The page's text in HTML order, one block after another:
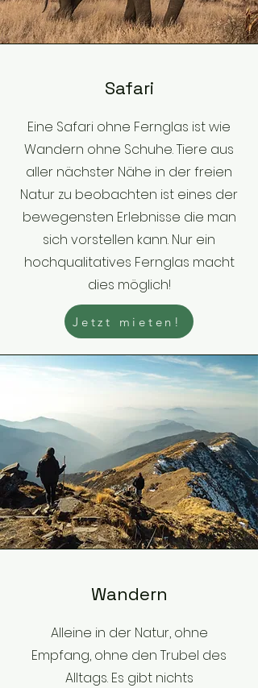
Safari
Eine Safari ohne Fernglas ist wie
Wandern ohne Schuhe. Tiere aus
aller nächster Nähe in der freien
Natur zu beobachten ist eines der
bewegensten Erlebnisse die man
sich vorstellen kann. Nur ein
hochqualitatives Fernglas macht
dies möglich!
Jetzt mieten!
Wandern
Alleine in der Natur, ohne
Empfang, ohne den Trubel des
Alltags. Es gibt nichts